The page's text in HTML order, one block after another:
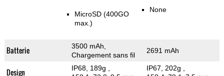
MicroSD (400GO
max.)
None
Batterie
3500 mAh,
Chargement sans fil
2691 mAh
Design IP68, 189g IP67, 202g